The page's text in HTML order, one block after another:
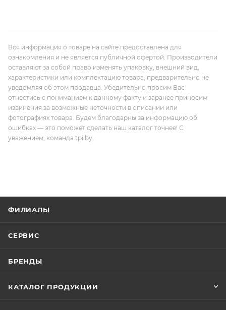
Вся информация о товаре на сайте предоставлена для
ознакомления и не является публичной офертой. Производители
оставляют за собой право изменять упаковку, внешний вид,
характеристики или комплектацию товара, предварительно не
уведомляя об этом продавца. Убедительно просим Вас
отнестись с пониманием к данному факту и заранее приносим
извинения за возможные неточности в описании или
фотографиях товара. Будем благодарны за информацию об
ошибках — это поможет сделать наш каталог точнее! С
уважением, команда tpi.by.
ФИЛИАЛЫ
СЕРВИС
БРЕНДЫ
КАТАЛОГ ПРОДУКЦИИ